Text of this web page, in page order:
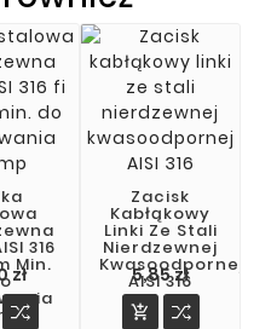
316
Min.
zł
Zacisk
Kabłąkowy
Linki Ze Stali
Nierdzewnej
Kwasoodpornej
AISI 316
5,85 zł
